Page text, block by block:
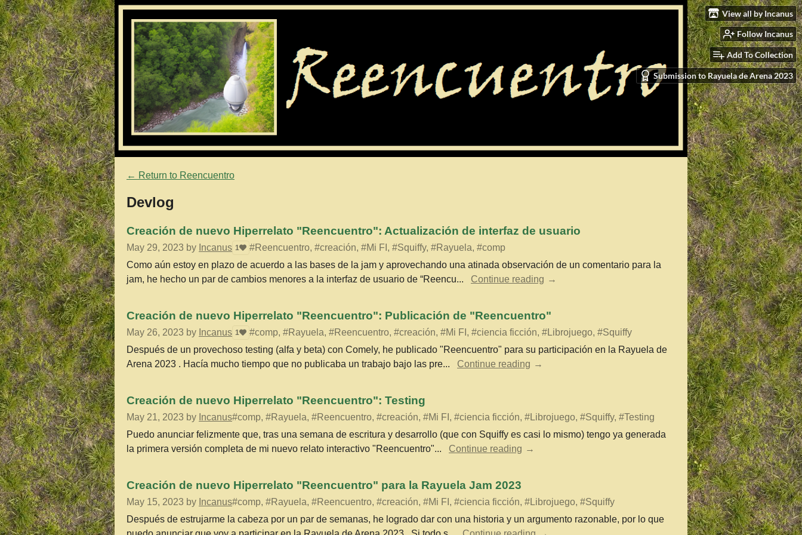
View all by Incanus
Follow Incanus
Add To Collection
Submission to Rayuela de Arena 2023
← Return to Reencuentro
Devlog
Creación de nuevo Hiperrelato "Reencuentro": Actualización de interfaz de usuario
May 29, 2023 by Incanus 1
#Reencuentro, #creación, #Mi FI, #Squiffy, #Rayuela, #comp
Como aún estoy en plazo de acuerdo a las bases de la jam y aprovechando una atinada observación de un comentario para la
jam, he hecho un par de cambios menores a la interfaz de usuario de “Reencu...
Continue reading
Creación de nuevo Hiperrelato "Reencuentro": Publicación de "Reencuentro"
May 26, 2023 by Incanus 1
#comp, #Rayuela, #Reencuentro, #creación, #Mi FI, #ciencia ficción, #Librojuego, #Squiffy
Después de un provechoso testing (alfa y beta) con Comely, he publicado "Reencuentro" para su participación en la Rayuela de
Arena 2023 . Hacía mucho tiempo que no publicaba un trabajo bajo las pre...
Continue reading
Creación de nuevo Hiperrelato "Reencuentro": Testing
May 21, 2023 by Incanus#comp, #Rayuela, #Reencuentro, #creación, #Mi FI, #ciencia ficción, #Librojuego, #Squiffy, #Testing
Puedo anunciar felizmente que, tras una semana de escritura y desarrollo (que con Squiffy es casi lo mismo) tengo ya generada
la primera versión completa de mi nuevo relato interactivo "Reencuentro"...
Continue reading
Creación de nuevo Hiperrelato "Reencuentro" para la Rayuela Jam 2023
May 15, 2023 by Incanus#comp, #Rayuela, #Reencuentro, #creación, #Mi FI, #ciencia ficción, #Librojuego, #Squiffy
Después de estrujarme la cabeza por un par de semanas, he logrado dar con una historia y un argumento razonable, por lo que